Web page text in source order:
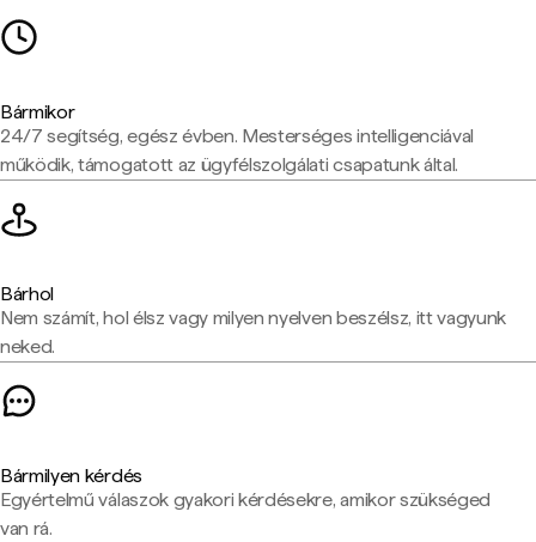
Bármikor
24/7 segítség, egész évben. Mesterséges intelligenciával
működik, támogatott az ügyfélszolgálati csapatunk által.
Bárhol
Nem számít, hol élsz vagy milyen nyelven beszélsz, itt vagyunk
neked.
Bármilyen kérdés
Egyértelmű válaszok gyakori kérdésekre, amikor szükséged
van rá.